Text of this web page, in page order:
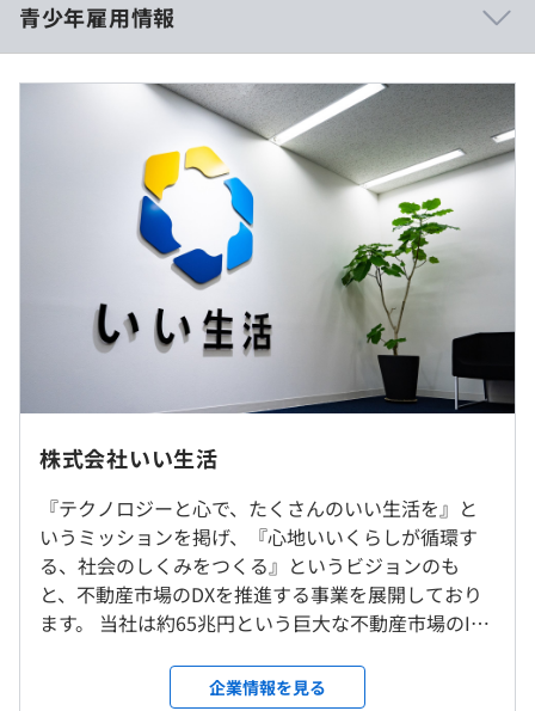
市場からのフィードバックをもとにユーザーのニーズやマ
ーケットの変化を分析し、「なぜその仕様にするのか」
「それによりユーザーにどんな価値を提供できるのか」、
自らアイデアを出し合いサービスを創り、育てています。
▼フラットなコミュニケーション
エンジニアチームは総勢80名程度で、インフラ～サーバ
ーサイド～フロントエンド～UXデザイン部門まですべて
の部署が本社に集結、仕切りのないワンフロアで働いてい
CTOを含め組織の枠組みを超え、垣根なく意見交換するこ
とを大切に、ユニークな発想を尊重し、よりよいサービス
創りに力を注いでおります。
■いい生活 賃貸管理クラウド
■いい生活Home/Owner/Pay
■いい生活 売買クラウド
■いい生活ウェブサイト
■いい生活 賃貸クラウド
＜雇入時＞
東京本社
＜変更範囲＞
会社の定める場所
受動喫煙防止措置に関する事項
屋内原則禁煙（喫煙専用室設置、喫煙可能区域での業務な
し）
・大学院修士了、博士卒306,647円～
※住宅費補助手当（15,000円）及び、開発職手当として
時間外勤務手当40時間相当分（学士：65,549円～ 修
士、博士：71,647円～）を含みます。40時間超過分は全
は年収提示額を保証するものではありません）
休憩時間：60分
平均残業時間：平均17.7時間/月
・完全週休2日制（土・日）
・祝日
・夏季休暇（3日）
・特別（慶弔）休暇
青少年雇用情報
過去３年間の新卒採用者数・離職者数
前年度 採用者数10人 離職者数1人
2年度前 採用者数16人 離職者数3人
3年度前 採用者数26人 離職者数10人
過去３年間の新卒採用者数の男女別人数
前年度 男性7人 女性3人
2年度前 男性12人 女性4人
3年度前 男性16人 女性10人
研修の有無及び内容
新入社員研修
ITSM研修
セキュリティ研修
パワーハラスメント防止研修
セクシャル・ハラスメント防止研修
インサイダー取引防止研修
株式会社いい生活
『テクノロジーと心で、たくさんのいい生活を』と
いうミッションを掲げ、『心地いいくらしが循環す
る、社会のしくみをつくる』というビジョンのも
と、不動産市場のDXを推進する事業を展開しており
ます。 当社は約65兆円という巨大な不動産市場のIT
スしたVertical SaaSを提供している上場企業です。
企業情報を見る